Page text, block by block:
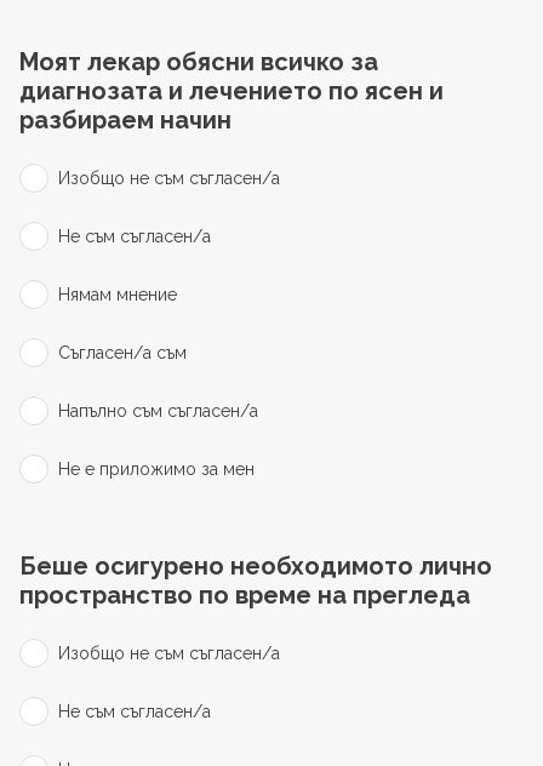
Моят лекар обясни всичко за
диагнозата и лечението по ясен и
разбираем начин
Изобщо не съм съгласен/а
Не съм съгласен/а
Нямам мнение
Съгласен/а съм
Напълно съм съгласен/а
Не е приложимо за мен
Беше осигурено необходимото лично
пространство по време на прегледа
Изобщо не съм съгласен/а
Не съм съгласен/а